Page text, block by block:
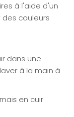
à l'aide d'un
des couleurs
dans une
à la main à
en cuir